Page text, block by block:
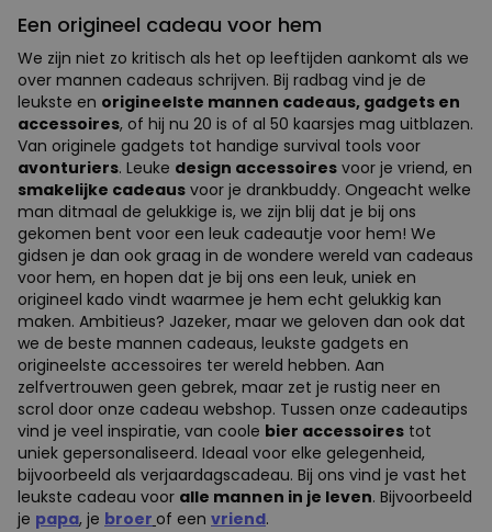
Een origineel cadeau voor hem
We zijn niet zo kritisch als het op leeftijden aankomt als we
over mannen cadeaus schrijven. Bij radbag vind je de
leukste en origineelste mannen cadeaus, gadgets en
accessoires, of hij nu 20 is of al 50 kaarsjes mag uitblazen.
Van originele gadgets tot handige survival tools voor
avonturiers. Leuke design accessoires voor je vriend, en
smakelijke cadeaus voor je drankbuddy. Ongeacht welke
man ditmaal de gelukkige is, we zijn blij dat je bij ons
gekomen bent voor een leuk cadeautje voor hem! We
gidsen je dan ook graag in de wondere wereld van cadeaus
voor hem, en hopen dat je bij ons een leuk, uniek en
origineel kado vindt waarmee je hem echt gelukkig kan
maken. Ambitieus? Jazeker, maar we geloven dan ook dat
we de beste mannen cadeaus, leukste gadgets en
origineelste accessoires ter wereld hebben. Aan
zelfvertrouwen geen gebrek, maar zet je rustig neer en
scrol door onze cadeau webshop. Tussen onze cadeautips
vind je veel inspiratie, van coole bier accessoires tot
uniek gepersonaliseerd. Ideaal voor elke gelegenheid,
bijvoorbeeld als verjaardagscadeau. Bij ons vind je vast het
leukste cadeau voor alle mannen in je leven. Bijvoorbeeld
je papa, je broer of een vriend.